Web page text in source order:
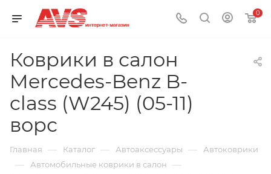
0
Коврики в салон
Mercedes-Benz B-
class (W245) (05-11)
ворс
Главная — Каталог — Автоаксессуары — Автоковрики
— Автомобильные коврики в салон —